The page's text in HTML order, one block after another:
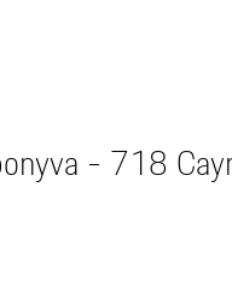
- 718